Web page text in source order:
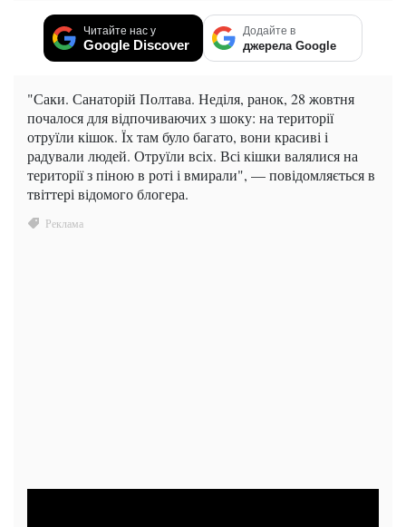
Читайте нас у
Google Discover
Додайте в
джерела Google
"Саки. Санаторій Полтава. Неділя, ранок, 28 жовтня
почалося для відпочиваючих з шоку: на території
отруїли кішок. Їх там було багато, вони красиві і
радували людей. Отруїли всіх. Всі кішки валялися на
території з піною в роті і вмирали", — повідомляється в
твіттері відомого блогера.